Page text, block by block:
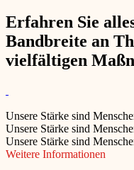
Erfahren Sie
Bandbreite an
vielfältigen
Unsere Stärke sind
Unsere Stärke sind
Unsere Stärke sind
Weitere Informationen